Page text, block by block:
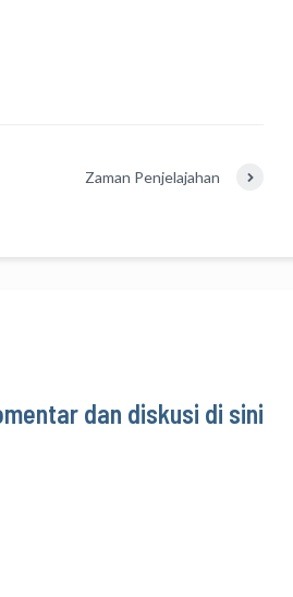
Zaman Penjelajahan
dan diskusi di sini